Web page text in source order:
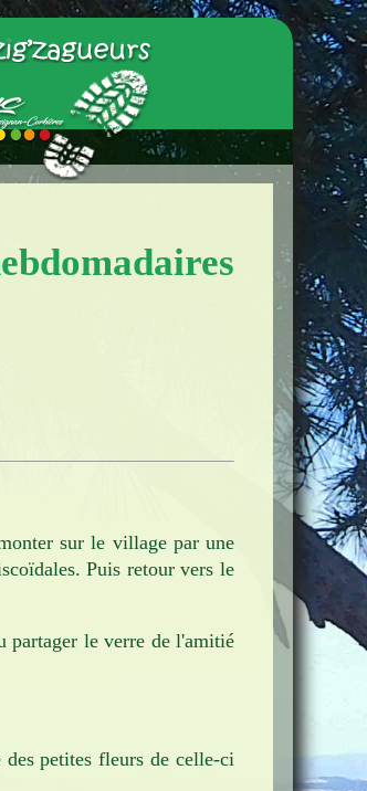
sur le village par une
Puis retour vers le
partager le verre de l'amitié
des petites fleurs de celle-ci